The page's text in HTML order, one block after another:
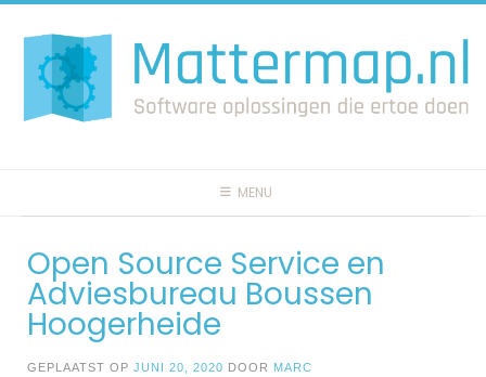
naar
inhoud
MENU
Open Source Service en
Adviesbureau Boussen
Hoogerheide
GEPLAATST OP JUNI 20, 2020 DOOR MARC